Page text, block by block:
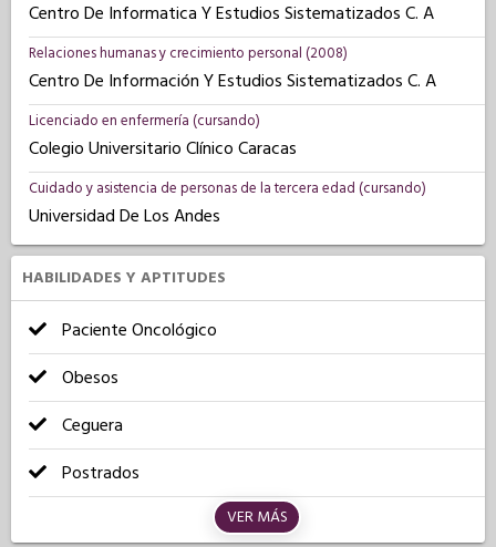
Centro De Informatica Y Estudios Sistematizados C. A
Relaciones humanas y crecimiento personal (2008)
Centro De Información Y Estudios Sistematizados C. A
Licenciado en enfermería (cursando)
Colegio Universitario Clínico Caracas
Cuidado y asistencia de personas de la tercera edad (cursando)
Universidad De Los Andes
HABILIDADES Y APTITUDES
Paciente Oncológico
Obesos
Ceguera
Postrados
VER MÁS